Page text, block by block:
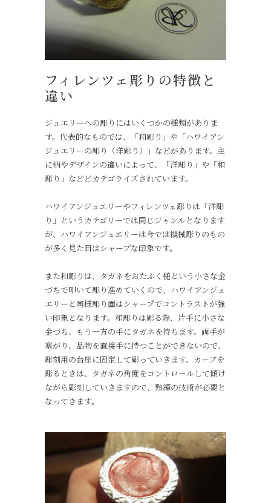
フィレンツェ彫りの特徴と
違い
ジュエリーへの彫りにはいくつかの種類がありま
す。代表的なものでは、「和彫り」や「ハワイアン
ジュエリーの彫り（洋彫り）」などがあります。主
に柄やデザインの違いによって、「洋彫り」や「和
彫り」などどカテゴライズされています。
ハワイアンジュエリーやフィレンツェ彫りは「洋彫
り」というカテゴリーでは同じジャンルとなります
が、ハワイアンジュエリーは今では機械彫りのもの
が多く見た目はシャープな印象です。
また和彫りは、タガネをおたふく槌という小さな金
づちで叩いて彫り進めていくので、ハワイアンジュ
エリーと同様彫り面はシャープでコントラストが強
い印象となります。和彫りは彫る際、片手に小さな
金づち、もう一方の手にタガネを持ちます。両手が
塞がり、品物を直接手に持つことができないので、
彫刻用の台座に固定して彫っていきます。カーブを
彫るときは、タガネの角度をコントロールして傾け
ながら彫刻していきますので、熟練の技術が必要と
なってきます。